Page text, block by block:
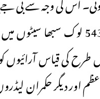
کی قیاس آرائیوں
اور دیگر